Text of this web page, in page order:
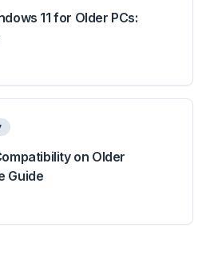
11 for Older PCs:
on Older
Guide